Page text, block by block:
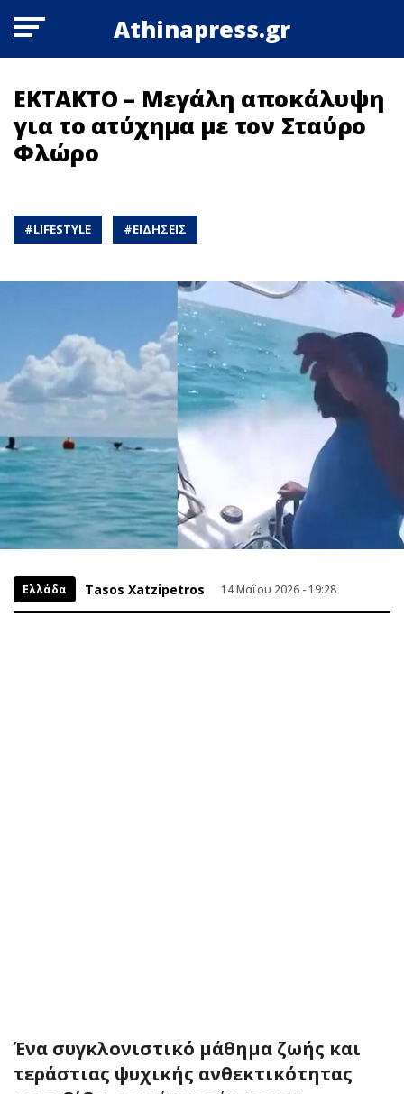
Athinapress.gr
ΕΚΤΑΚΤΟ – Μεγάλη αποκάλυψη
για το ατύχημα με τον Σταύρο
Φλώρο
#LIFESTYLE #ΕΙΔΗΣΕΙΣ
Ελλάδα Tasos Xatzipetros 14 Μαΐου 2026 - 19:28
Ένα συγκλονιστικό μάθημα ζωής και
τεράστιας ψυχικής ανθεκτικότητας